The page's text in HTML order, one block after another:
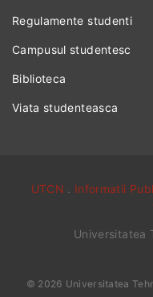
Regulamente studenti
Campusul studentesc
Biblioteca
Viata studenteasca
UTCN . Informatii
Universitatea
© 2026 Universitatea